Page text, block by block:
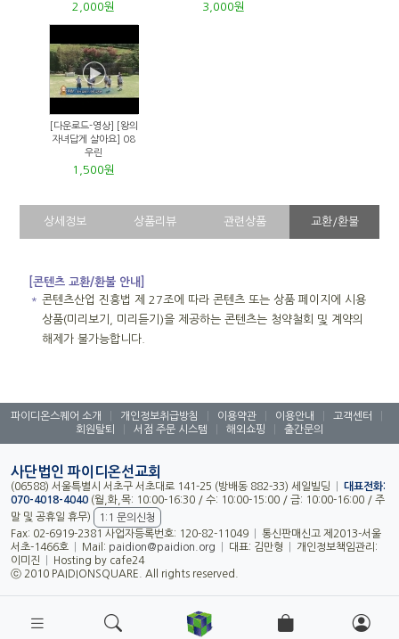
2,000원 3,000원
[다운로드-영상] [왕의
자녀답게 살아요] 08
우린
1,500원
상세정보 상품리뷰 관련상품 교환/환불
[콘텐츠 교환/환불 안내]
＊ 콘텐츠산업 진흥법 제 27조에 따라 콘텐츠 또는 상품 페이지에 시용
상품(미리보기, 미리듣기)을 제공하는 콘텐츠는 청약철회 및 계약의
해제가 불가능합니다.
파이디온스퀘어 소개 개인정보취급방침 이용약관 이용안내 고객센터
회원탈퇴
서점 주문 시스템 해외쇼핑 출간문의
사단법인 파이디온선교회
(06588) 서울특별시 서초구 서초대로 141-25 (방배동 882-33) 세일빌딩
대표전화:
070-4018-4040 (월,화,목: 10:00-16:30 / 수: 10:00-15:00 / 금: 10:00-16:00 / 주
말 및 공휴일 휴무)
1:1 문의신청
Fax: 02-6919-2381 사업자등록번호: 120-82-11049
통신판매신고 제2013-서울
서초-1466호
Mail: paidion@paidion.org 대표: 김만형
개인정보책임관리:
이미진
Hosting by cafe24
ⓒ 2010 PAIDIONSQUARE. All rights reserved.